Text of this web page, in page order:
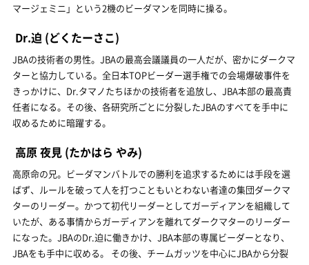
マージェミニ」という2機のビーダマンを同時に操る。
Dr.迫 (どくたーさこ)
JBAの技術者の男性。JBAの最高会議議員の一人だが、密かにダークマ
ターと協力している。全日本TOPビーダー選手権での会場爆破事件を
きっかけに、Dr.タマノたちほかの技術者を追放し、JBA本部の最高責
任者になる。その後、各研究所ごとに分裂したJBAのすべてを手中に
収めるために暗躍する。
高原 夜見 (たかはら やみ)
高原命の兄。ビーダマンバトルでの勝利を追求するためには手段を選
ばず、ルールを破って人を打つこともいとわない者達の集団ダークマ
ターのリーダー。かつて初代リーダーとしてガーディアンを組織して
いたが、ある事情からガーディアンを離れてダークマターのリーダー
になった。JBAのDr.迫に働きかけ、JBA本部の専属ビーダーとなり、
JBAをも手中に収める。 その後、チームガッツを中心にJBAから分裂